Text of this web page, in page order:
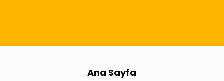
Ana Sayfa